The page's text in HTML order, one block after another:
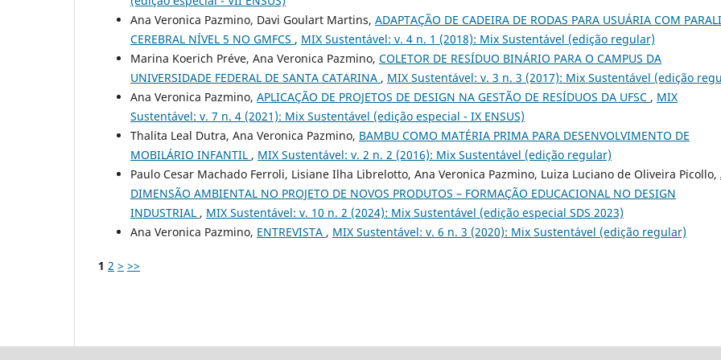
Ana Veronica Pazmino, Davi Goulart Martins, ADAPTAÇÃO DE CADEIRA DE RODAS PARA USUÁRIA COM
CEREBRAL NÍVEL 5 NO GMFCS , MIX Sustentável: v. 4 n. 1 (2018): Mix Sustentável (edição regular)
Marina Koerich Préve, Ana Veronica Pazmino, COLETOR DE RESÍDUO BINÁRIO PARA O CAMPUS DA
UNIVERSIDADE FEDERAL DE SANTA CATARINA , MIX Sustentável: v. 3 n. 3 (2017): Mix Sustentável (edição
Ana Veronica Pazmino, APLICAÇÃO DE PROJETOS DE DESIGN NA GESTÃO DE RESÍDUOS DA UFSC , MIX
Sustentável: v. 7 n. 4 (2021): Mix Sustentável (edição especial - IX ENSUS)
Thalita Leal Dutra, Ana Veronica Pazmino, BAMBU COMO MATÉRIA PRIMA PARA DESENVOLVIMENTO DE
MOBILÁRIO INFANTIL , MIX Sustentável: v. 2 n. 2 (2016): Mix Sustentável (edição regular)
Paulo Cesar Machado Ferroli, Lisiane Ilha Librelotto, Ana Veronica Pazmino, Luiza Luciano de Oliveira Picollo,
DIMENSÃO AMBIENTAL NO PROJETO DE NOVOS PRODUTOS – FORMAÇÃO EDUCACIONAL NO DESIGN
INDUSTRIAL , MIX Sustentável: v. 10 n. 2 (2024): Mix Sustentável (edição especial SDS 2023)
Ana Veronica Pazmino, ENTREVISTA , MIX Sustentável: v. 6 n. 3 (2020): Mix Sustentável (edição regular)
1 2 > >>